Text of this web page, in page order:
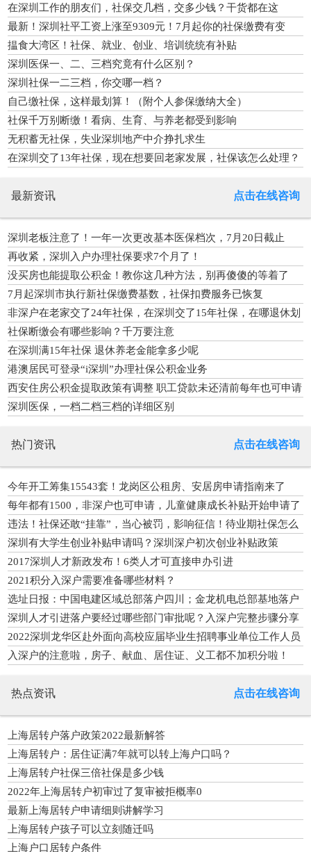
入户
在深圳工作的朋友们，社保交几档，交多少钱？干货都在这
最新！深圳社平工资上涨至9309元！7月起你的社保缴费有变
揾食大湾区！社保、就业、创业、培训统统有补贴
深圳医保一、二、三档究竟有什么区别？
深圳社保一二三档，你交哪一档？
自己缴社保，这样最划算！（附个人参保缴纳大全）
社保千万别断缴！看病、生育、与养老都受到影响
无积蓄无社保，失业深圳地产中介挣扎求生
在深圳交了13年社保，现在想要回老家发展，社保该怎么处理？
最新资讯 点击在线咨询
深圳老板注意了！一年一次更改基本医保档次，7月20日截止
再收紧，深圳入户办理社保要求7个月了！
没买房也能提取公积金！教你这几种方法，别再傻傻的等着了
7月起深圳市执行新社保缴费基数，社保扣费服务已恢复
非深户在老家交了24年社保，在深圳交了15年社保，在哪退休划
算？
社保断缴会有哪些影响？千万要注意
在深圳满15年社保 退休养老金能拿多少呢
港澳居民可登录“i深圳”办理社保公积金业务
西安住房公积金提取政策有调整 职工贷款未还清前每年也可申请
提取公积金
深圳医保，一档二档三档的详细区别
热门资讯 点击在线咨询
今年开工筹集15543套！龙岗区公租房、安居房申请指南来了
每年都有1500，非深户也可申请，儿童健康成长补贴开始申请了
违法！社保还敢“挂靠”，当心被罚，影响征信！待业期社保怎么
办
深圳有大学生创业补贴申请吗？深圳深户初次创业补贴政策
2017深圳人才新政发布！6类人才可直接申办引进
2021积分入深户需要准备哪些材料？
选址日报：中国电建区域总部落户四川；金龙机电总部基地落户
广东
深圳人才引进落户要经过哪些部门审批呢？入深户完整步骤分享
2022深圳龙华区赴外面向高校应届毕业生招聘事业单位工作人员
16人
入深户的注意啦，房子、献血、居住证、义工都不加积分啦！
热点资讯 点击在线咨询
上海居转户落户政策2022最新解答
上海居转户：居住证满7年就可以转上海户口吗？
上海居转户社保三倍社保是多少钱
2022年上海居转户初审过了复审被拒概率0
最新上海居转户申请细则讲解学习
上海居转户孩子可以立刻随迁吗
上海户口居转户条件